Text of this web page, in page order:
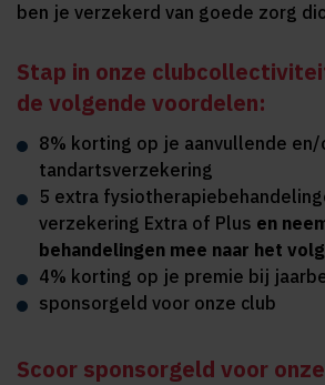
ben je verzekerd van goede zorg
Stap in onze
de volgende voordelen:
8% korting op je aanvullende
tandartsverzekering
5 extra
verzekering Extra of Plus en
behandelingen mee naar het
4% korting op je premie bij
sponsorgeld voor onze club
Scoor sponsorgeld voor